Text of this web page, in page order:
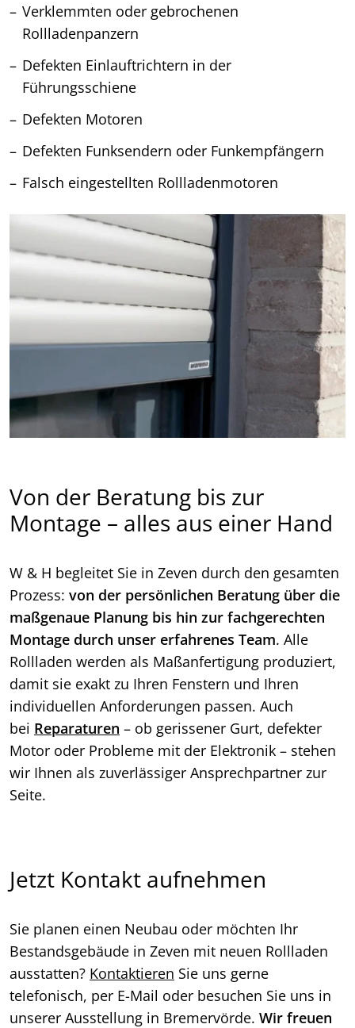
Verklemmten oder gebrochenen
Rollladenpanzern
Defekten Einlauftrichtern in der
Führungsschiene
Defekten Motoren
Defekten Funksendern oder Funkempfängern
Falsch eingestellten Rollladenmotoren
Von der Beratung bis zur
Montage – alles aus einer Hand
W & H begleitet Sie in Zeven durch den gesamten
Prozess: von der persönlichen Beratung über die
maßgenaue Planung bis hin zur fachgerechten
Montage durch unser erfahrenes Team. Alle
Rollladen werden als Maßanfertigung produziert,
damit sie exakt zu Ihren Fenstern und Ihren
individuellen Anforderungen passen. Auch
bei Reparaturen – ob gerissener Gurt, defekter
Motor oder Probleme mit der Elektronik – stehen
wir Ihnen als zuverlässiger Ansprechpartner zur
Seite.
Jetzt Kontakt aufnehmen
Sie planen einen Neubau oder möchten Ihr
Bestandsgebäude in Zeven mit neuen Rollladen
ausstatten? Kontaktieren Sie uns gerne
telefonisch, per E-Mail oder besuchen Sie uns in
unserer Ausstellung in Bremervörde. Wir freuen